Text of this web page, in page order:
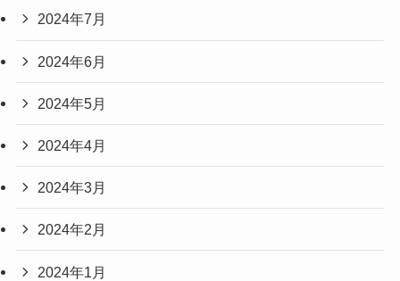
2024年7月
2024年6月
2024年5月
2024年4月
2024年3月
2024年2月
2024年1月